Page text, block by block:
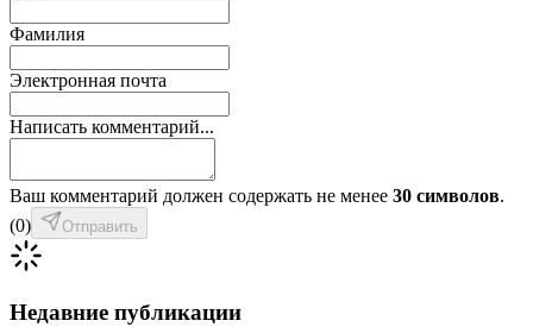
Фамилия
Электронная почта
Написать комментарий...
Ваш комментарий должен содержать не менее 30 символов.
(0) Отправить
Недавние публикации